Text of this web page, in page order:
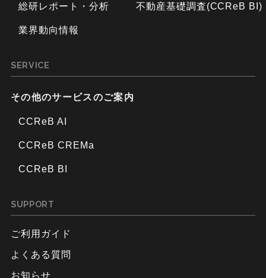
総研レポート・分析
業界動向情報
不動産基礎調査(CCReB BI)
SERVICE
その他のサービスのご案内
CCReB AI
CCReB CREMa
CCReB BI
SUPPORT
ご利用ガイド
よくある質問
お知らせ